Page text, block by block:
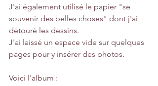
J'ai également utilisé le papier "se
souvenir des belles choses" dont j'ai
détouré les dessins.
J'ai laissé un espace vide sur quelques
pages pour y insérer des photos.
Voici l'album :